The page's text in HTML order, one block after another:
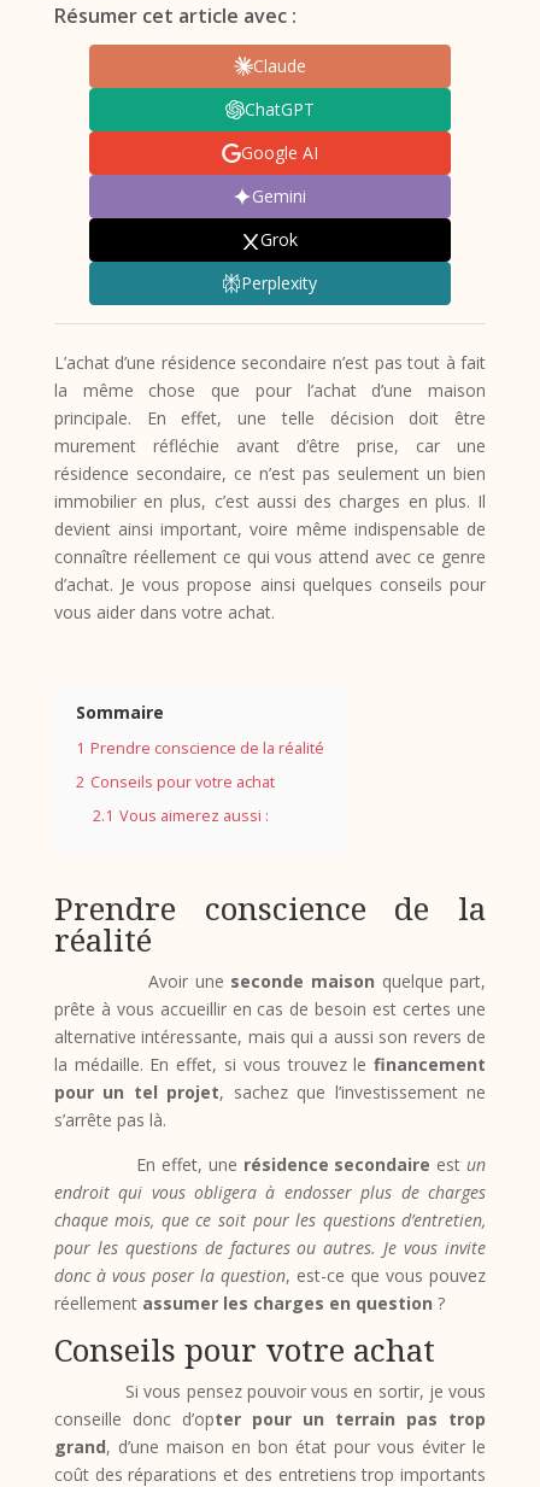
Résumer cet article avec :
Claude
ChatGPT
Google AI
Gemini
Grok
Perplexity
L’achat d’une résidence secondaire n’est pas tout à fait
la même chose que pour l’achat d’une maison
principale. En effet, une telle décision doit être
murement réfléchie avant d’être prise, car une
résidence secondaire, ce n’est pas seulement un bien
immobilier en plus, c’est aussi des charges en plus. Il
devient ainsi important, voire même indispensable de
connaître réellement ce qui vous attend avec ce genre
d’achat. Je vous propose ainsi quelques conseils pour
vous aider dans votre achat.
Sommaire
1 Prendre conscience de la réalité
2 Conseils pour votre achat
2.1 Vous aimerez aussi :
Prendre conscience de la
réalité
Avoir une seconde maison quelque part,
prête à vous accueillir en cas de besoin est certes une
alternative intéressante, mais qui a aussi son revers de
la médaille. En effet, si vous trouvez lefinancement
pour un tel projet, sachez que l’investissement ne
s’arrête pas là.
En effet, une résidence secondaire estun
endroit qui vous obligera à endosser plus de charges
chaque mois, que ce soit pour les questions d’entretien,
pour les questions de factures ou autres. Je vous invite
donc à vous poser la question, est-ce que vous pouvez
réellement assumer les charges en question ?
Conseils pour votre achat
Si vous pensez pouvoir vous en sortir, je vous
conseille donc d’opter pour un terrain pas trop
grand, d’une maison en bon état pour vous éviter le
coût des réparations et des entretiens trop importants